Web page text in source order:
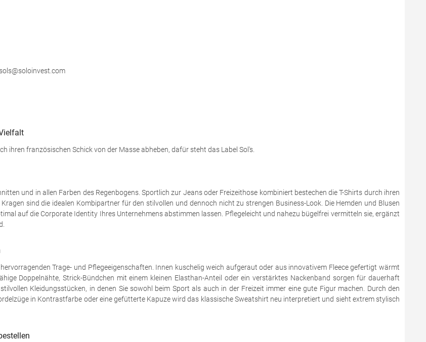
ihren französischen Schick von der Masse abheben, dafür steht das Label Sol's.
und in allen Farben des Regenbogens. Sportlich zur Jeans oder Freizeithose kombiniert bestechen die T-Shirts durch ihren
sind die idealen Kombipartner für den stilvollen und dennoch nicht zu strengen Business-Look. Die Hemden und Blusen
auf die Corporate Identity Ihres Unternehmens abstimmen lassen. Pflegeleicht und nahezu bügelfrei vermitteln sie, ergänzt
Trage- und Pflegeeigenschaften. Innen kuschelig weich aufgeraut oder aus innovativem Fleece gefertigt wärmt
Doppelnähte, Strick-Bündchen mit einem kleinen Elasthan-Anteil oder ein verstärktes Nackenband sorgen für dauerhaft
Kleidungsstücken, in denen Sie sowohl beim Sport als auch in der Freizeit immer eine gute Figur machen. Durch den
in Kontrastfarbe oder eine gefütterte Kapuze wird das klassische Sweatshirt neu interpretiert und sieht extrem stylisch